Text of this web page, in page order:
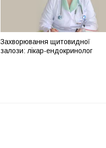
Захворювання щитовидної
залози: лікар-ендокринолог